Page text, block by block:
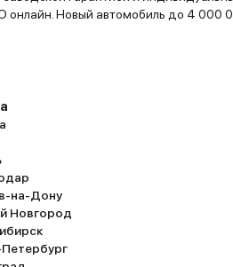
Новый автомобиль до 4 000
на-Дону
Новгород